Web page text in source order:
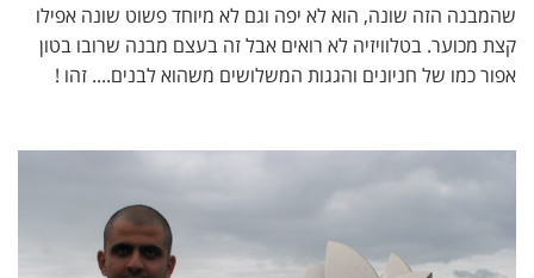
שהמבנה הזה שונה, הוא לא יפה וגם לא מיוחד פשוט שונה אפילו
קצת מכוער. בטלוויזיה לא רואים אבל זה בעצם מבנה שרובו בטון
אפור כמו של חניונים והגגות המשלושים משהוא לבנים.... זהו !